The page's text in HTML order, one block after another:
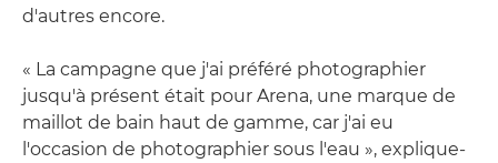
d'autres encore.
« La campagne que j'ai préféré photographier
jusqu'à présent était pour Arena, une marque de
maillot de bain haut de gamme, car j'ai eu
l'occasion de photographier sous l'eau », explique-